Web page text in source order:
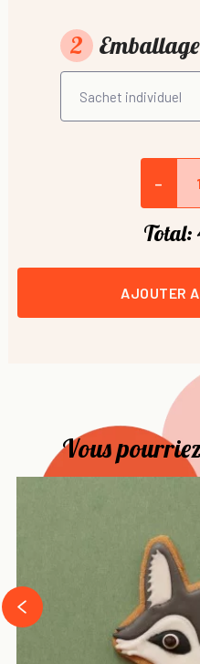
2 Emballage
-
Total:
AJOUTER
Vous
‹